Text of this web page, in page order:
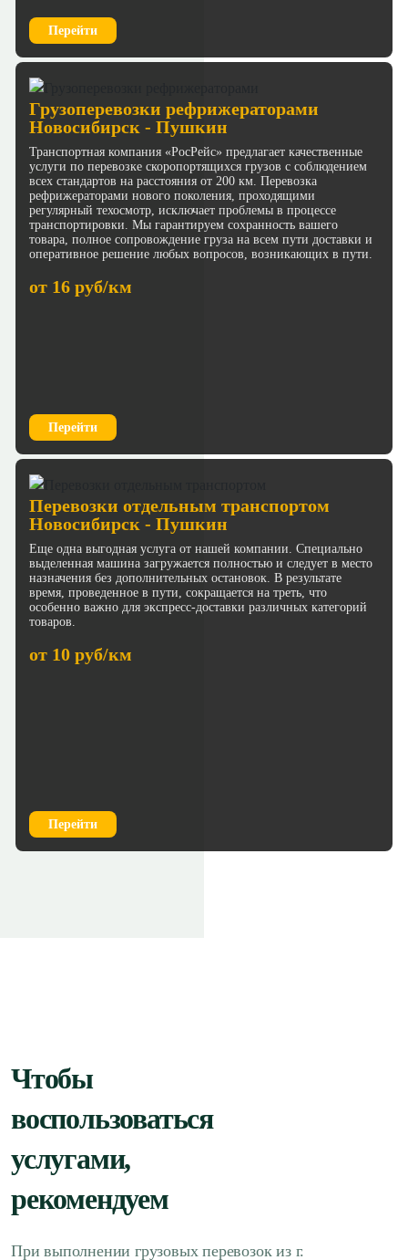
Перейти
Грузоперевозки рефрижераторами
Новосибирск - Пушкин
Транспортная компания «РосРейс» предлагает качественные
услуги по перевозке скоропортящихся грузов с соблюдением
всех стандартов на расстояния от 200 км. Перевозка
рефрижераторами нового поколения, проходящими
регулярный техосмотр, исключает проблемы в процессе
транспортировки. Мы гарантируем сохранность вашего
товара, полное сопровождение груза на всем пути доставки и
оперативное решение любых вопросов, возникающих в пути.
от 16 руб/км
Перейти
Перевозки отдельным транспортом
Новосибирск - Пушкин
Еще одна выгодная услуга от нашей компании. Специально
выделенная машина загружается полностью и следует в место
назначения без дополнительных остановок. В результате
время, проведенное в пути, сокращается на треть, что
особенно важно для экспресс-доставки различных категорий
товаров.
от 10 руб/км
Перейти
Чтобы
воспользоваться
услугами,
рекомендуем
При выполнении грузовых перевозок из г.